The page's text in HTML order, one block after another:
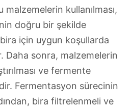
kullanılması,
doğru bir şekilde
için uygun koşullarda
Daha sonra, malzemelerin
ve fermente
Fermentasyon sürecinin
bira filtrelenmeli ve